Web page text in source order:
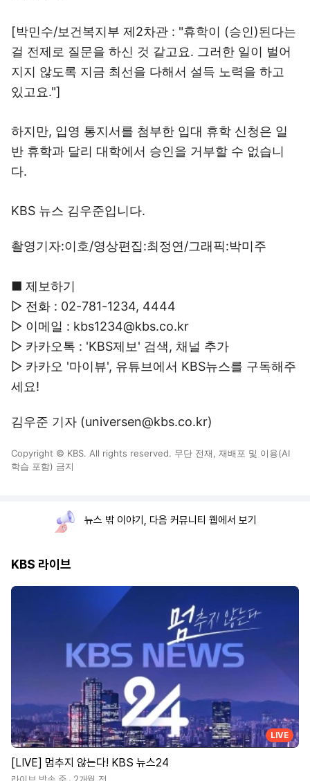
[박민수/보건복지부 제2차관 : "휴학이 (승인)된다는
걸 전제로 질문을 하신 것 같고요. 그러한 일이 벌어
지지 않도록 지금 최선을 다해서 설득 노력을 하고
있고요."]
하지만, 입영 통지서를 첨부한 입대 휴학 신청은 일
반 휴학과 달리 대학에서 승인을 거부할 수 없습니
다.
KBS 뉴스 김우준입니다.
촬영기자:이호/영상편집:최정연/그래픽:박미주
■ 제보하기
▷ 전화 : 02-781-1234, 4444
▷ 이메일 : kbs1234@kbs.co.kr
▷ 카카오톡 : 'KBS제보' 검색, 채널 추가
▷ 카카오 '마이뷰', 유튜브에서 KBS뉴스를 구독해주
세요!
김우준 기자 (universen@kbs.co.kr)
Copyright © KBS. All rights reserved. 무단 전재, 재배포 및 이용(AI
학습 포함) 금지
뉴스 밖 이야기, 다음 커뮤니티 웹에서 보기
KBS 라이브
LIVE
[LIVE] 멈추지 않는다! KBS 뉴스24